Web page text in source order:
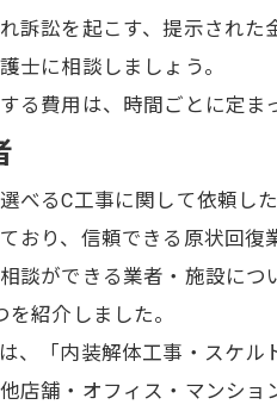
訴訟を起こす、提示された
士に相談しましょう。
る費用は、時間ごとに定ま
べるC工事に関して依頼し
おり、信頼できる原状回復
談ができる業者・施設に
紹介しました。
、「内装解体工事・スケル
店舗・オフィス・マンショ